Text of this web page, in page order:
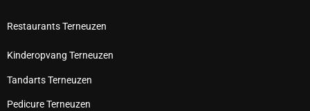
Restaurants Terneuzen
Kinderopvang Terneuzen
Tandarts Terneuzen
Pedicure Terneuzen